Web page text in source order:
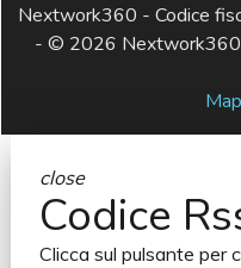
Nextwork360 - Codice
- © 2026 Nextwork360.
close
Codice
Clicca sul pulsante per